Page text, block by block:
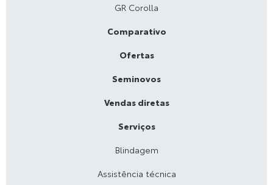
GR Corolla
Comparativo
Ofertas
Seminovos
Vendas diretas
Serviços
Blindagem
Assistência técnica